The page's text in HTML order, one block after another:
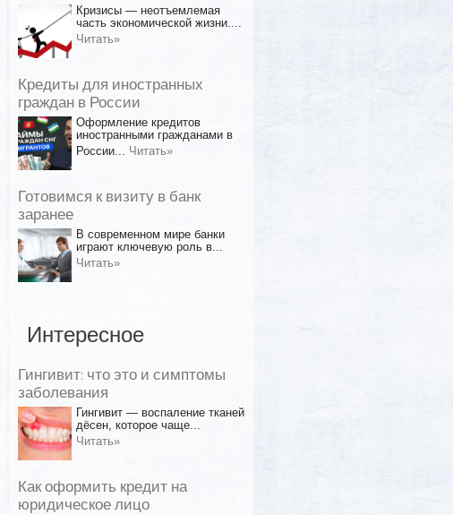
Кризисы — неотъемлемая
часть экономической жизни....
Читать»
Кредиты для иностранных
граждан в России
Оформление кредитов
иностранными гражданами в
России... Читать»
Готовимся к визиту в банк
заранее
В современном мире банки
играют ключевую роль в...
Читать»
Интересное
Гингивит: что это и симптомы
заболевания
Гингивит — воспаление тканей
дёсен, которое чаще...
Читать»
Как оформить кредит на
юридическое лицо